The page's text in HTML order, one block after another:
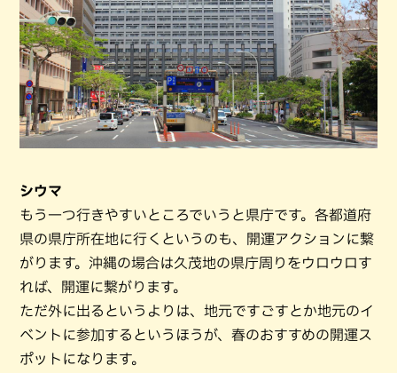
シウマ
もう一つ行きやすいところでいうと県庁です。各都道府
県の県庁所在地に行くというのも、開運アクションに繋
がります。沖縄の場合は久茂地の県庁周りをウロウロす
れば、開運に繋がります。
ただ外に出るというよりは、地元ですごすとか地元のイ
ベントに参加するというほうが、春のおすすめの開運ス
ポットになります。